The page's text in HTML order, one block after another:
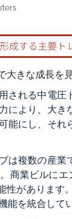
の表示が必要です。
大きな成長を
される中電
により、大
能にし、そ
は複数の産
商業ビルに
性がありま
能を統合して